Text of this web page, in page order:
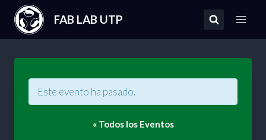
Saltar
contenido
FAB LAB UTP
Este evento ha pasado.
« Todos los Eventos